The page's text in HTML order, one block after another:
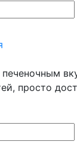
просто